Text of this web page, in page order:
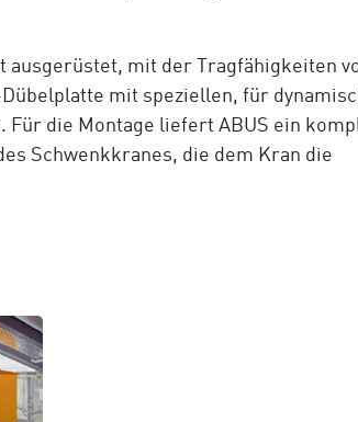
ausgerüstet, mit der Tragfähigkeiten
mit speziellen, für
die Montage liefert ABUS ein
Schwenkkranes, die dem Kran die